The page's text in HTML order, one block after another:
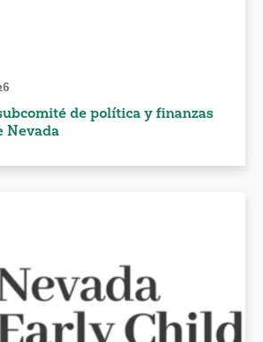
de política y finanzas
Nevada